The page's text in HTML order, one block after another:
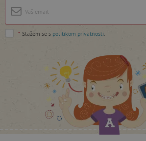
* Slažem se s politikom privatnosti.